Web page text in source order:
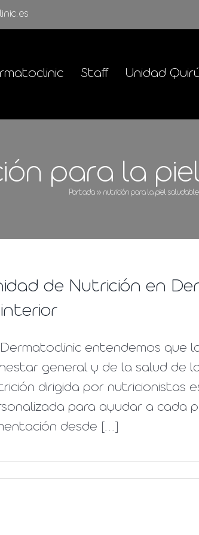
Staff Unidad
para la
Portada » nutrición para la piel saludable
de Nutrición en
Dermatoclinic entendemos que
general y de la salud de
dirigida por nutricionistas
para ayudar a cada
desde [...]